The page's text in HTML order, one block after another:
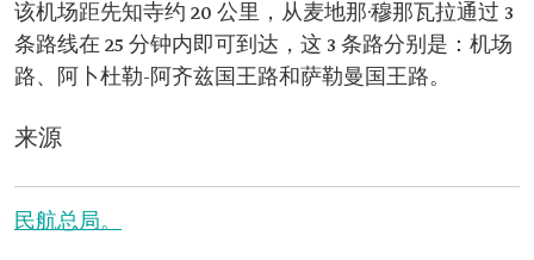
该机场距先知寺约 20 公里，从麦地那·穆那瓦拉通过 3
条路线在 25 分钟内即可到达，这 3 条路分别是：机场
路、阿卜杜勒-阿齐兹国王路和萨勒曼国王路。
来源
民航总局。